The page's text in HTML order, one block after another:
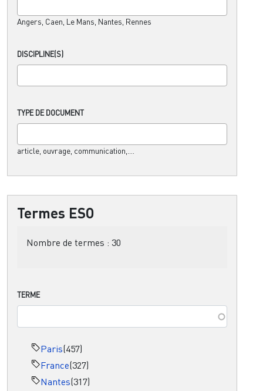
Angers, Caen, Le Mans, Nantes, Rennes
DISCIPLINE(S)
TYPE DE DOCUMENT
article, ouvrage, communication,....
Termes ESO
Nombre de termes : 30
TERME
Paris(457)
France(327)
Nantes(317)